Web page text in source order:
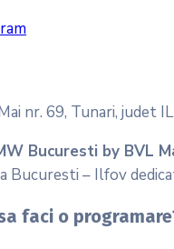
nr. 69, Tunari, judet
Bucuresti by BVL
Bucuresti – Ilfov
faci o